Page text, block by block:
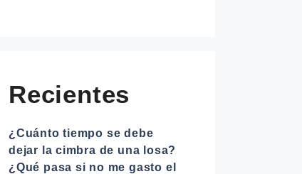
Recientes
¿Cuánto tiempo se debe
dejar la cimbra de una losa?
¿Qué pasa si no me gasto el